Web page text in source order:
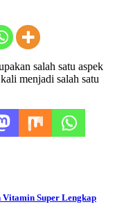
salah satu aspek
menjadi salah satu
Vitamin Super Lengkap